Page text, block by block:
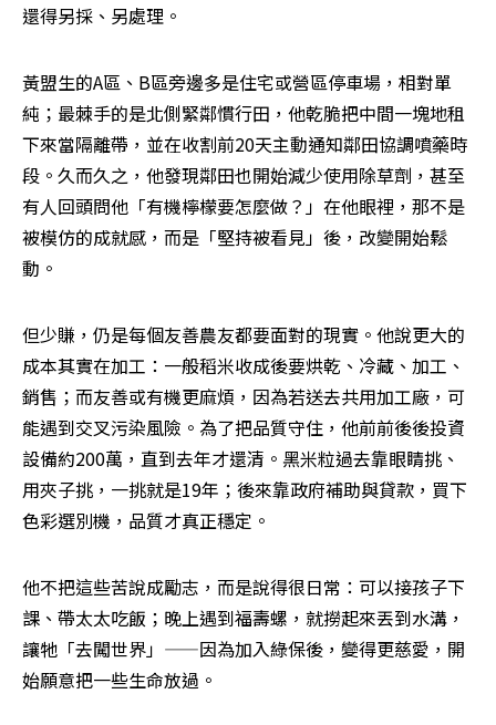
還得另採、另處理。
黃盟生的A區、B區旁邊多是住宅或營區停車場，相對單
純；最棘手的是北側緊鄰慣行田，他乾脆把中間一塊地租
下來當隔離帶，並在收割前20天主動通知鄰田協調噴藥時
段。久而久之，他發現鄰田也開始減少使用除草劑，甚至
有人回頭問他「有機檸檬要怎麼做？」在他眼裡，那不是
被模仿的成就感，而是「堅持被看見」後，改變開始鬆
動。
但少賺，仍是每個友善農友都要面對的現實。他說更大的
成本其實在加工：一般稻米收成後要烘乾、冷藏、加工、
銷售；而友善或有機更麻煩，因為若送去共用加工廠，可
能遇到交叉污染風險。為了把品質守住，他前前後後投資
設備約200萬，直到去年才還清。黑米粒過去靠眼睛挑、
用夾子挑，一挑就是19年；後來靠政府補助與貸款，買下
色彩選別機，品質才真正穩定。
他不把這些苦說成勵志，而是說得很日常：可以接孩子下
課、帶太太吃飯；晚上遇到福壽螺，就撈起來丟到水溝，
讓牠「去闖世界」——因為加入綠保後，變得更慈愛，開
始願意把一些生命放過。